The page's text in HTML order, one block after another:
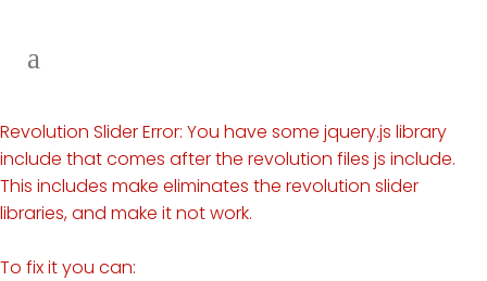
Revolution Slider Error: You have some jquery.js library
include that comes after the revolution files js include.
This includes make eliminates the revolution slider
libraries, and make it not work.
To fix it you can: